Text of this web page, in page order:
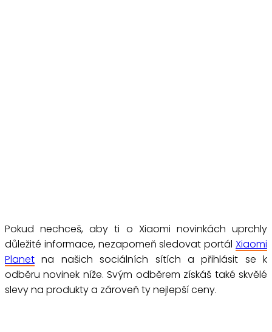
Pokud nechceš, aby ti o Xiaomi novinkách uprchly
důležité informace, nezapomeň sledovat portál Xiaomi
Planet na našich sociálních sítích a přihlásit se k
odběru novinek níže. Svým odběrem získáš také skvělé
slevy na produkty a zároveň ty nejlepší ceny.